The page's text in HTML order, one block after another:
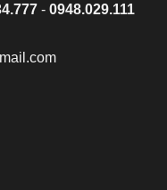
- 0948.029.111